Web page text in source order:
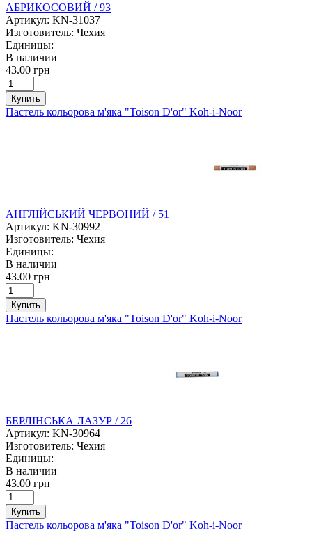
АБРИКОСОВИЙ / 93
Артикул: KN-31037
Изготовитель: Чехия
Единицы:
В наличии
43.00 грн
Купить
Пастель кольорова м'яка "Toison D'or" Koh-i-Noor
АНГЛІЙСЬКИЙ ЧЕРВОНИЙ / 51
Артикул: KN-30992
Изготовитель: Чехия
Единицы:
В наличии
43.00 грн
Купить
Пастель кольорова м'яка "Toison D'or" Koh-i-Noor
БЕРЛІНСЬКА ЛАЗУР / 26
Артикул: KN-30964
Изготовитель: Чехия
Единицы:
В наличии
43.00 грн
Купить
Пастель кольорова м'яка "Toison D'or" Koh-i-Noor